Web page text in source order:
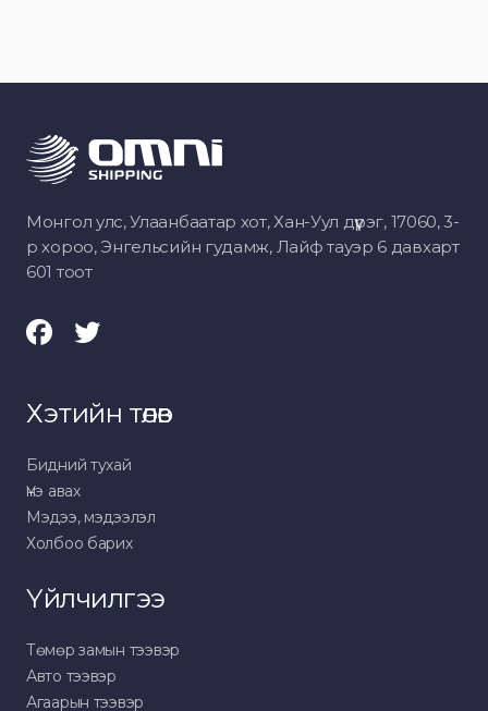
Монгол улс, Улаанбаатар хот, Хан-Уул дүүрэг, 17060, 3-
р хороо, Энгельсийн гудамж, Лайф тауэр 6 давхарт
601 тоот
Хэтийн төлөв
Бидний тухай
Үнэ авах
Мэдээ, мэдээлэл
Холбоо барих
Үйлчилгээ
Төмөр замын тээвэр
Авто тээвэр
Агаарын тээвэр